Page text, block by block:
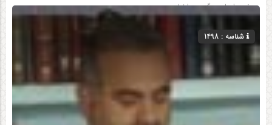
صفحه اصلی» گروه »اخبار
شناسه : 1498